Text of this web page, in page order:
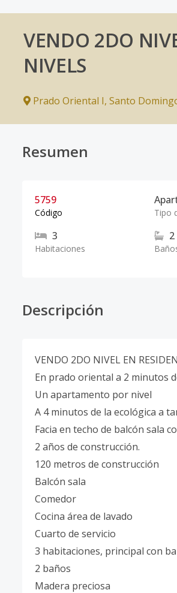
VENDO 2DO
NIVELS
Prado Oriental I, Santo
Resumen
5759
Código Tipo
3
Habitaciones
2
Descripción
VENDO 2DO NIVEL EN
En prado oriental a 2 minutos
Un apartamento por nivel
A 4 minutos de la ecológica a
Facia en techo de balcón sala
2 años de construcción.
120 metros de construcción
Balcón sala
Comedor
Cocina área de lavado
Cuarto de servicio
3 habitaciones, principal con
2 baños
Madera preciosa